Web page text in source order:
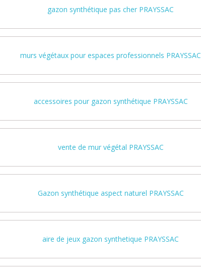
gazon synthétique pas cher PRAYSSAC
murs végétaux pour espaces professionnels PRAYSSAC
accessoires pour gazon synthétique PRAYSSAC
vente de mur végétal PRAYSSAC
Gazon synthétique aspect naturel PRAYSSAC
aire de jeux gazon synthetique PRAYSSAC